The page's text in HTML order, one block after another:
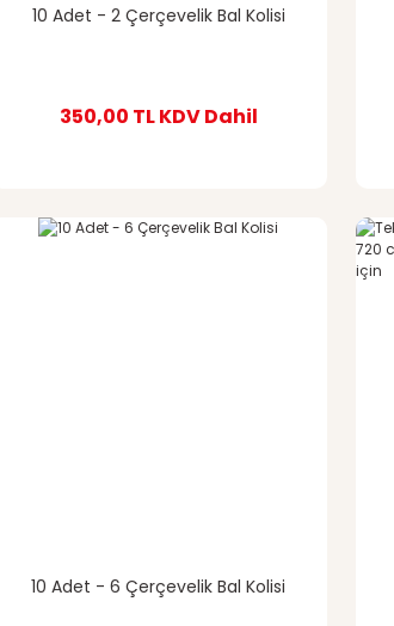
10 Adet - 2 Çerçevelik Bal Kolisi
350,00 TLKDV Dahil
10 Adet - 6 Çerçevelik Bal Kolisi